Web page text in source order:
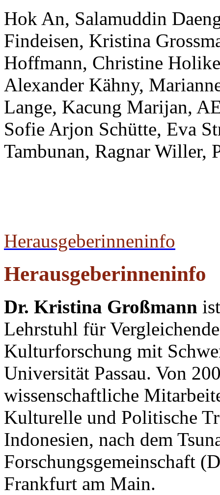
Hok An, Salamuddin
Findeisen, Kristina
Hoffmann, Christine
Alexander Kähny,
Lange, Kacung Marijan,
Sofie Arjon Schütte, Eva
Tambunan, Ragnar Willer,
Herausgeberinneninfo
Herausgeberinneninfo
Dr. Kristina Großmann
Lehrstuhl für
Kulturforschung mit
Universität Passau. Von
wissenschaftliche
Kulturelle und Politische
Indonesien, nach dem
Forschungsgemeinschaft
Frankfurt am Main.